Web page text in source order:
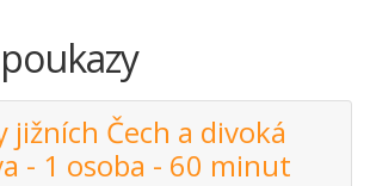
jižních Čech a divoká
- 1 osoba - 60 minut